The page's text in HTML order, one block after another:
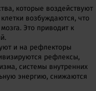
которые воздействуют
возбуждаются, что
Это приводит к
и на рефлекторы
рефлексы,
системы внутренних
энергию, снижаются